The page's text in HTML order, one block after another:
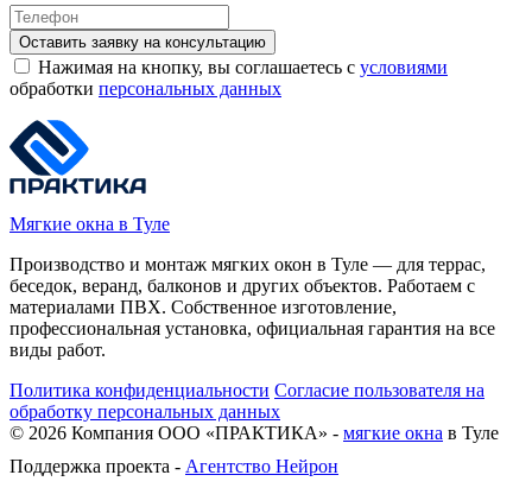
Оставить заявку на консультацию
Нажимая на кнопку, вы соглашаетесь с условиями
обработки персональных данных
Мягкие окна в Туле
Производство и монтаж мягких окон в Туле — для террас,
беседок, веранд, балконов и других объектов. Работаем с
материалами ПВХ. Собственное изготовление,
профессиональная установка, официальная гарантия на все
виды работ.
Политика конфиденциальности Согласие пользователя на
обработку персональных данных
© 2026 Компания ООО «ПРАКТИКА» - мягкие окна в Туле
Поддержка проекта - Агентство Нейрон